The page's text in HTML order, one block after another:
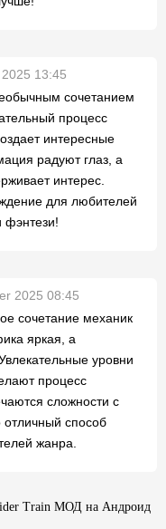
13:45
сочетанием
процесс
интересные
радуют глаз, а
интерес.
для любителей
фэнтези!
2025 08:45
сочетание механик
яркая, а
уровни
процесс
сложности с
способ
жанра.
Train МОД на Андроид